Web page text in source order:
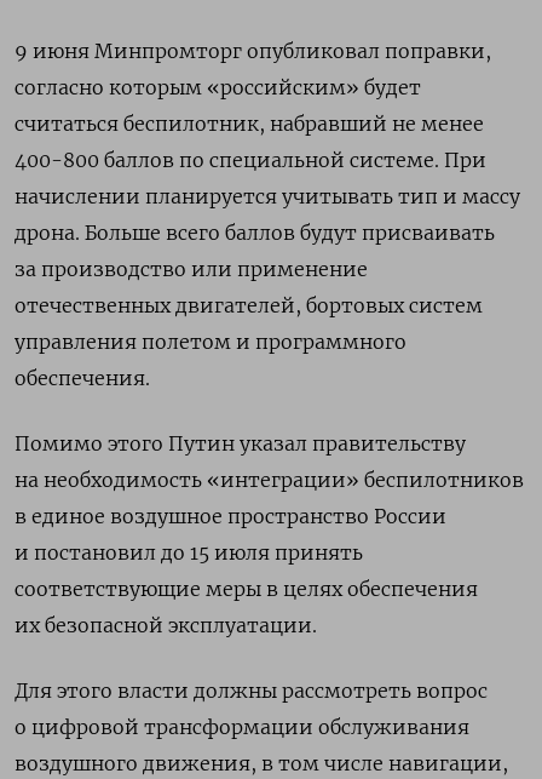
9 июня Минпромторг опубликовал поправки,
согласно которым «российским» будет
считаться беспилотник, набравший не менее
400-800 баллов по специальной системе. При
начислении планируется учитывать тип и массу
дрона. Больше всего баллов будут присваивать
за производство или применение
отечественных двигателей, бортовых систем
управления полетом и программного
обеспечения.
Помимо этого Путин указал правительству
на необходимость «интеграции» беспилотников
в единое воздушное пространство России
и постановил до 15 июля принять
соответствующие меры в целях обеспечения
их безопасной эксплуатации.
Для этого власти должны рассмотреть вопрос
о цифровой трансформации обслуживания
воздушного движения, в том числе навигации,